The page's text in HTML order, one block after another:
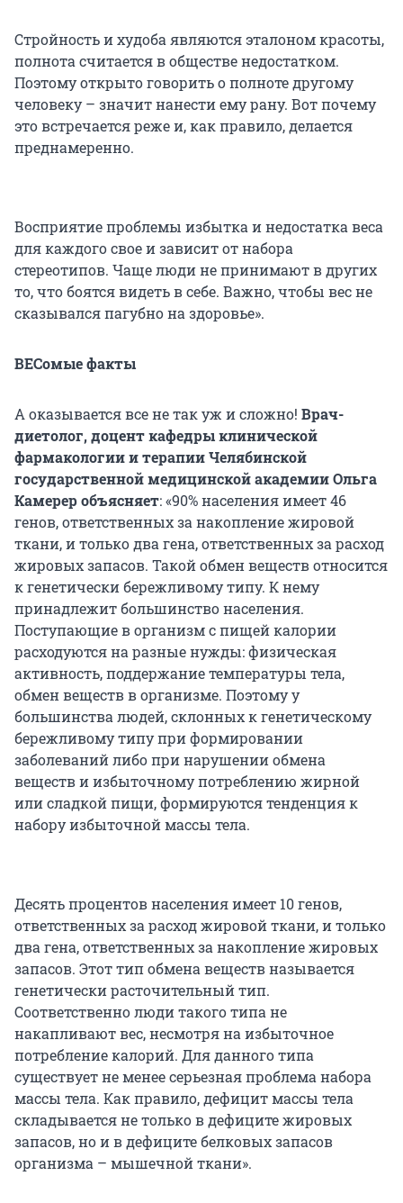
Стройность и худоба являются эталоном красоты,
полнота считается в обществе недостатком.
Поэтому открыто говорить о полноте другому
человеку – значит нанести ему рану. Вот почему
это встречается реже и, как правило, делается
преднамеренно.
Восприятие проблемы избытка и недостатка веса
для каждого свое и зависит от набора
стереотипов. Чаще люди не принимают в других
то, что боятся видеть в себе. Важно, чтобы вес не
сказывался пагубно на здоровье».
ВЕСомые факты
А оказывается все не так уж и сложно! Врач-
диетолог, доцент кафедры клинической
фармакологии и терапии Челябинской
государственной медицинской академии Ольга
Камерер объясняет: «90% населения имеет 46
генов, ответственных за накопление жировой
ткани, и только два гена, ответственных за расход
жировых запасов. Такой обмен веществ относится
к генетически бережливому типу. К нему
принадлежит большинство населения.
Поступающие в организм с пищей калории
расходуются на разные нужды: физическая
активность, поддержание температуры тела,
обмен веществ в организме. Поэтому у
большинства людей, склонных к генетическому
бережливому типу при формировании
заболеваний либо при нарушении обмена
веществ и избыточному потреблению жирной
или сладкой пищи, формируются тенденция к
набору избыточной массы тела.
Десять процентов населения имеет 10 генов,
ответственных за расход жировой ткани, и только
два гена, ответственных за накопление жировых
запасов. Этот тип обмена веществ называется
генетически расточительный тип.
Соответственно люди такого типа не
накапливают вес, несмотря на избыточное
потребление калорий. Для данного типа
существует не менее серьезная проблема набора
массы тела. Как правило, дефицит массы тела
складывается не только в дефиците жировых
запасов, но и в дефиците белковых запасов
организма – мышечной ткани».